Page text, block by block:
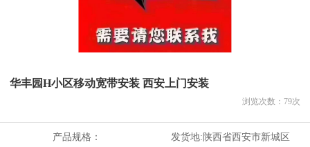
华丰园H小区移动宽带安装 西安上门安装
浏览次数： 79次
产品规格： 发货地:陕西省西安市新城区